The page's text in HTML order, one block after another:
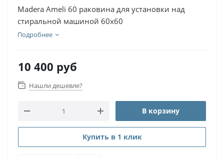
Madera Ameli 60 раковина для установки над
стиральной машиной 60х60
Подробнее
10 400 руб
Нашли дешевле?
В корзину
Купить в 1 клик